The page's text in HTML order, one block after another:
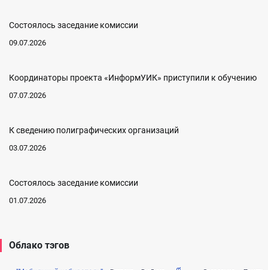
Состоялось заседание комиссии
09.07.2026
Координаторы проекта «ИнформУИК» приступили к обучению
07.07.2026
К сведению полиграфических организаций
03.07.2026
Состоялось заседание комиссии
01.07.2026
Облако тэгов